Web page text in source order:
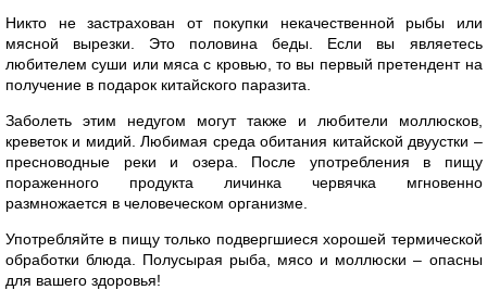
Никто не застрахован от покупки некачественной рыбы или
мясной вырезки. Это половина беды. Если вы являетесь
любителем суши или мяса с кровью, то вы первый претендент на
получение в подарок китайского паразита.
Заболеть этим недугом могут также и любители моллюсков,
креветок и мидий. Любимая среда обитания китайской двуустки –
пресноводные реки и озера. После употребления в пищу
пораженного продукта личинка червячка мгновенно
размножается в человеческом организме.
Употребляйте в пищу только подвергшиеся хорошей термической
обработки блюда. Полусырая рыба, мясо и моллюски – опасны
для вашего здоровья!